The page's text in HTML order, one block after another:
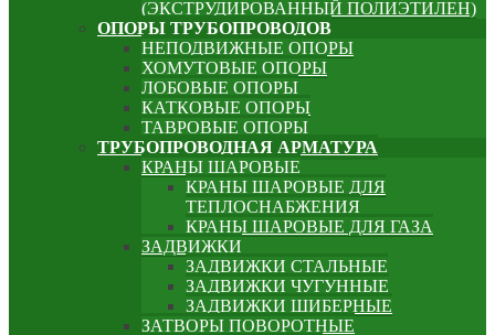
(ЭКСТРУДИРОВАННЫЙ ПОЛИЭТИЛЕН)
ОПОРЫ ТРУБОПРОВОДОВ
НЕПОДВИЖНЫЕ ОПОРЫ
ХОМУТОВЫЕ ОПОРЫ
ЛОБОВЫЕ ОПОРЫ
КАТКОВЫЕ ОПОРЫ
ТАВРОВЫЕ ОПОРЫ
ТРУБОПРОВОДНАЯ АРМАТУРА
КРАНЫ ШАРОВЫЕ
КРАНЫ ШАРОВЫЕ ДЛЯ
ТЕПЛОСНАБЖЕНИЯ
КРАНЫ ШАРОВЫЕ ДЛЯ ГАЗА
ЗАДВИЖКИ
ЗАДВИЖКИ СТАЛЬНЫЕ
ЗАДВИЖКИ ЧУГУННЫЕ
ЗАДВИЖКИ ШИБЕРНЫЕ
ЗАТВОРЫ ПОВОРОТНЫЕ